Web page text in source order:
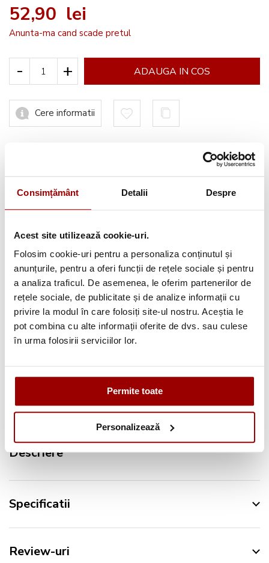
Consimțământ Detalii Despre
Acest site utilizează cookie-uri.
Folosim cookie-uri pentru a personaliza conținutul și
anunțurile, pentru a oferi funcții de rețele sociale și pentru
a analiza traficul. De asemenea, le oferim partenerilor de
rețele sociale, de publicitate și de analize informații cu
privire la modul în care folosiți site-ul nostru. Aceștia le
pot combina cu alte informații oferite de dvs. sau culese
în urma folosirii serviciilor lor.
Permite toate
Personalizează
52,90 lei
Anunta-ma cand scade pretul
- + ADAUGA IN COS
Cere informatii
Avantajele tale:
Consultanta
profesionala
Deschidere coletla livrare
Pana la
12 rate
fara dobanda
Retur in 14 zile
Urmareste-ne pe:
Descriere
Specificatii
Review-uri